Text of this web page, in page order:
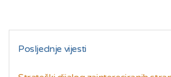
Posljednje vijesti